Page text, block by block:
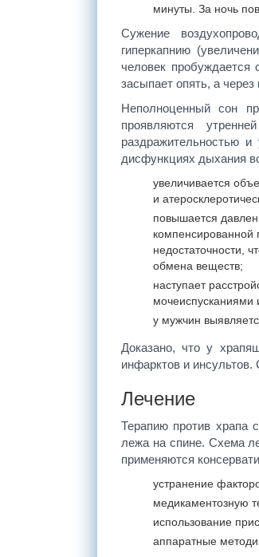
минуты. За ночь
Сужение
гиперкапнию
человек
засыпает опять, а
Неполноценный сон
проявляются
раздражительностью
дисфункциях дыхания
увеличивается
и
повышается
компенсированной
недостаточности,
обмена веществ;
наступает
мочеиспусканиями
у мужчин
Доказано, что у
инфарктов и
Лечение
Терапию против храпа
лежа на спине. Схема
применяются
устранение
медикаментозную
использование
аппаратные